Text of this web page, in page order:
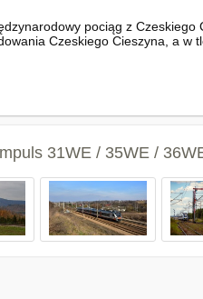
pociąg z
Czeskiego Cieszyna, a
31WE / 35WE /